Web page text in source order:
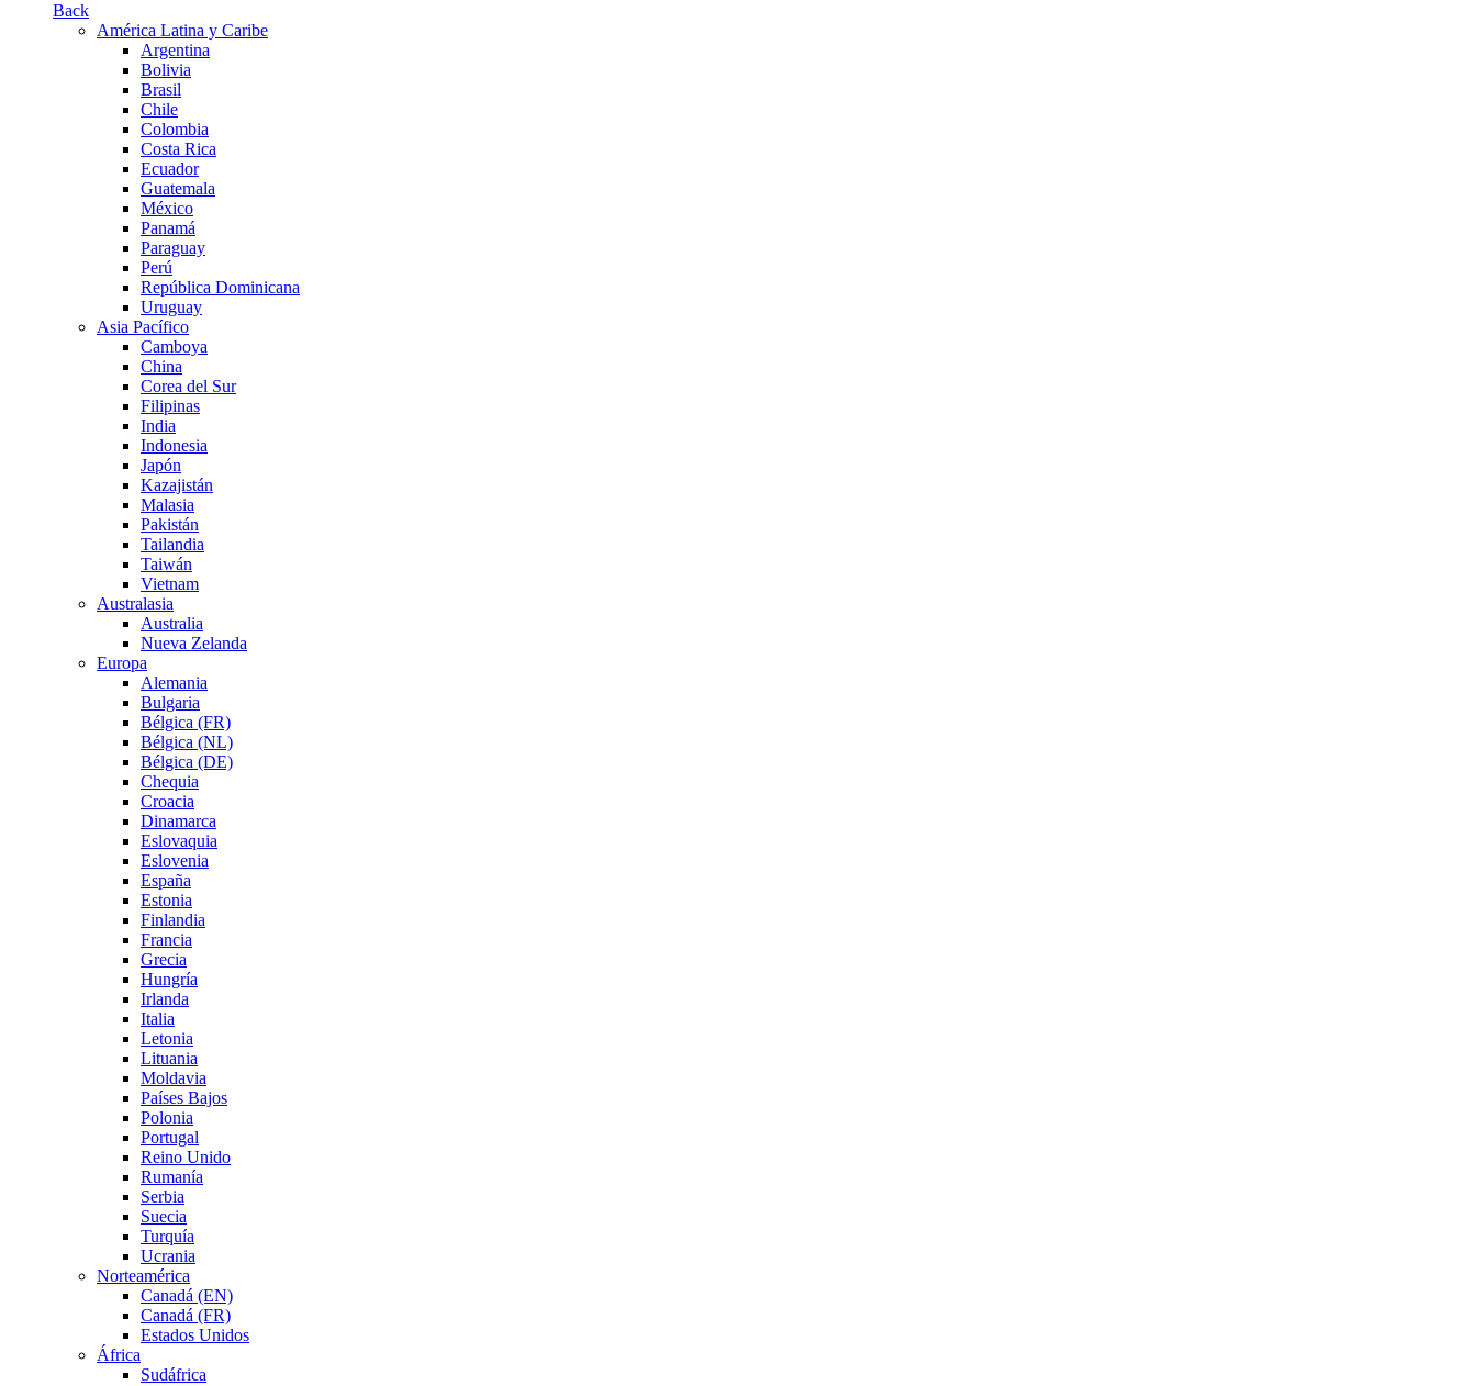
Back
América Latina y Caribe
Argentina
Bolivia
Brasil
Chile
Colombia
Costa Rica
Ecuador
Guatemala
México
Panamá
Paraguay
Perú
República Dominicana
Uruguay
Asia Pacífico
Camboya
China
Corea del Sur
Filipinas
India
Indonesia
Japón
Kazajistán
Malasia
Pakistán
Tailandia
Taiwán
Vietnam
Australasia
Australia
Nueva Zelanda
Europa
Alemania
Bulgaria
Bélgica (FR)
Bélgica (NL)
Bélgica (DE)
Chequia
Croacia
Dinamarca
Eslovaquia
Eslovenia
España
Estonia
Finlandia
Francia
Grecia
Hungría
Irlanda
Italia
Letonia
Lituania
Moldavia
Países Bajos
Polonia
Portugal
Reino Unido
Rumanía
Serbia
Suecia
Turquía
Ucrania
Norteamérica
Canadá (EN)
Canadá (FR)
Estados Unidos
África
Sudáfrica